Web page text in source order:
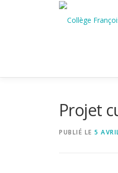
Projet
PUBLIÉ LE 5